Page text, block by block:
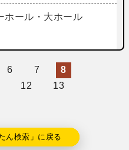
ホール・大ホール
6 7
8
12 13
ん検索」に戻る